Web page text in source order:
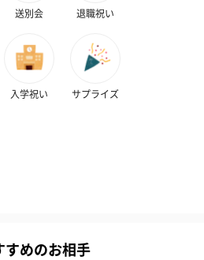
送別会 退職祝い
入学祝い サプライズ
すめのお相手